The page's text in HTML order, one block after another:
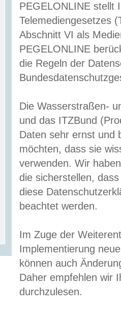
PEGELONLINE stellt
Telemediengesetzes
Abschnitt VI als
PEGELONLINE
die Regeln der
Die Wasserstraßen-
und das ITZBund
Daten sehr ernst und
möchten, dass sie
verwenden. Wir
die sicherstellen,
diese
beachtet werden.
Im Zuge der
Implementierung
können auch
Daher empfehlen wir
durchzulesen.